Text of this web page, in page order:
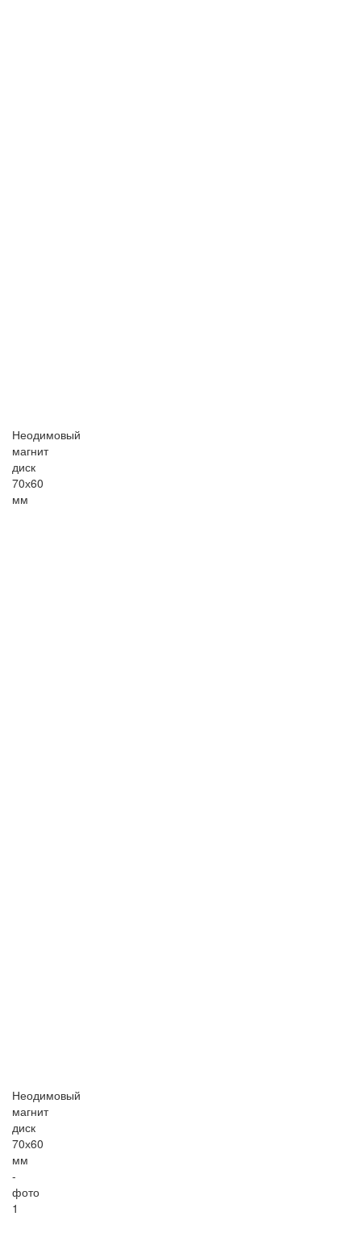
Неодимовый
магнит
диск
70х60
мм
Неодимовый
магнит
диск
70х60
мм
-
фото
1